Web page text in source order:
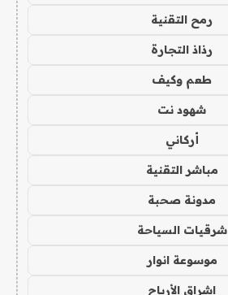
رمح التقنية
رذاذ التجارة
طعم وكيف
شهود نت
أركاني
مباشر التقنية
مدونة صحبة
شرقيات السياحة
موسوعة انوار
اشراق الأرباح